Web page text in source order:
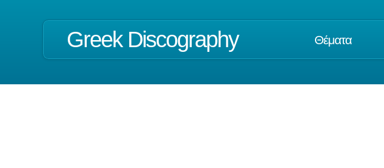
Greek Discography Θέματα